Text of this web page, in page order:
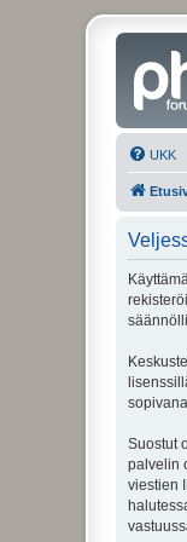
UKK
Suostut
palvelin
viestien